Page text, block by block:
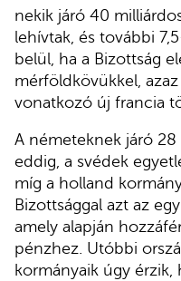
nekik járó 40
lehívtak, és további
belül, ha a Bizottság
mérföldkövükkel,
vonatkozó új francia
A németeknek járó
eddig, a svédek
míg a holland
Bizottsággal azt az
amely alapján
pénzhez. Utóbbi
kormányaik úgy érzik,